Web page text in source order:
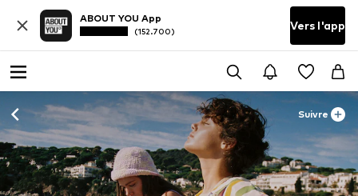
ABOUT YOU App
(152.700) Vers l'app
Suivre